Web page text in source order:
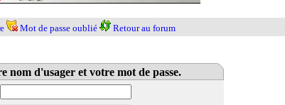
Mot de passe oublié Retour au forum
nom d'usager et votre mot de passe.